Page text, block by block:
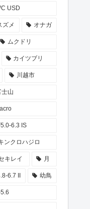
USD
ズメ オナガ
ムクドリ
カイツブリ
川越市
士山
6.3 IS
ンクロハジロ
キレイ 月
6.7 II 幼鳥